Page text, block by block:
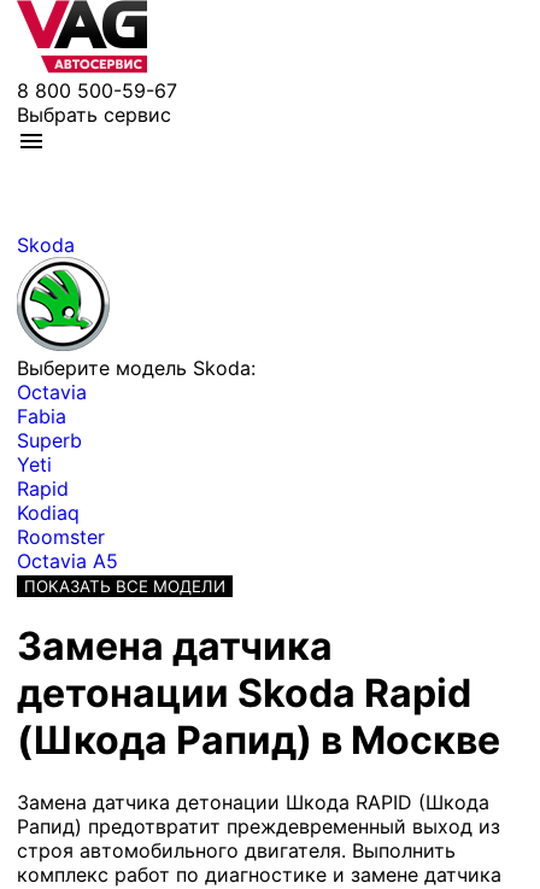
8 800 500-59-67
Выбрать сервис
Skoda
Выберите модель Skoda:
Octavia
Fabia
Superb
Yeti
Rapid
Kodiaq
Roomster
Octavia A5
ПОКАЗАТЬ ВСЕ МОДЕЛИ
Замена датчика
детонации Skoda Rapid
(Шкода Рапид) в Москве
Замена датчика детонации Шкода RAPID (Шкода
Рапид) предотвратит преждевременный выход из
строя автомобильного двигателя. Выполнить
комплекс работ по диагностике и замене датчика